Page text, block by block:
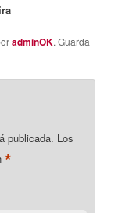
adminOK. Guarda
publicada. Los
*